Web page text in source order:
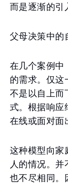
而是逐渐的引
父母决策中的
在几个案例中
的需求。仅这
不是以自上而
式。根据响应
在线或面对面
这种模型向家
人的情况。
也不尽相同。